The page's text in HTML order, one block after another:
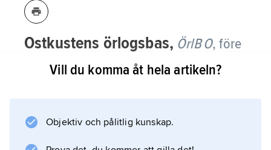
Ostkustens örlogsbas, ÖrlB O,före
detta ledningsorganisation för ledning
och understöd av sjöstridskrafter i
Ostkustens örlogsbas organiserades 1966 på
Vill du komma åt hela artikeln?
Objektiv och pålitlig kunskap.